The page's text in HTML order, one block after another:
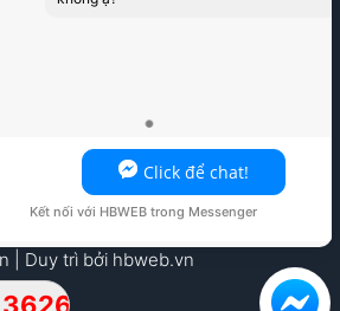
| Duy trì bởi hbweb.vn
Click để chat!
Kết nối với HBWEB trong Messenger